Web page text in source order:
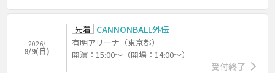
2026/
8/9(日)
先着 CANNONBALL外伝
有明アリーナ（東京都）
開演：15:00～（開場：14:00～）
受付終了